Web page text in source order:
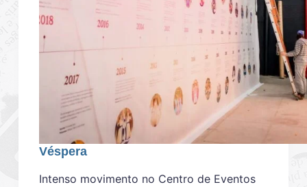
Véspera
Intenso movimento no Centro de Eventos